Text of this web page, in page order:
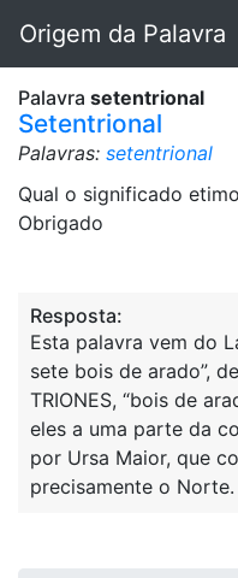
Origem da Palavra
Palavra setentrional
Setentrional
Palavras: setentrional
Qual o significado
Obrigado
Resposta:
Esta palavra vem do
sete bois de arado”,
TRIONES, “bois de
eles a uma parte da
por Ursa Maior, que
precisamente o Norte.